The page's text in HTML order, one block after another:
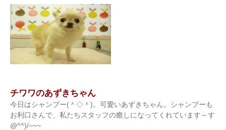
チワワのあずきちゃん
今日はシャンプー(＾◇＾)。可愛いあずきちゃん。シャンプーも
お利口さんで、私たちスタッフの癒しになってくれています～す
@^^)/~~~